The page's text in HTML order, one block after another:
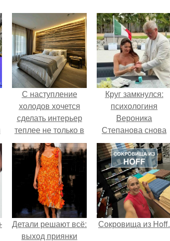
С наступление
холодов хочется
сделать интерьер
теплее не только в
визуальном плане.
Круг замкнулся:
психологиня
Вероника
Степанова снова
вышла замуж за
собственного
бывшего мужа.
Детали решают всё:
выход приянки
Сокровища из Hoff.